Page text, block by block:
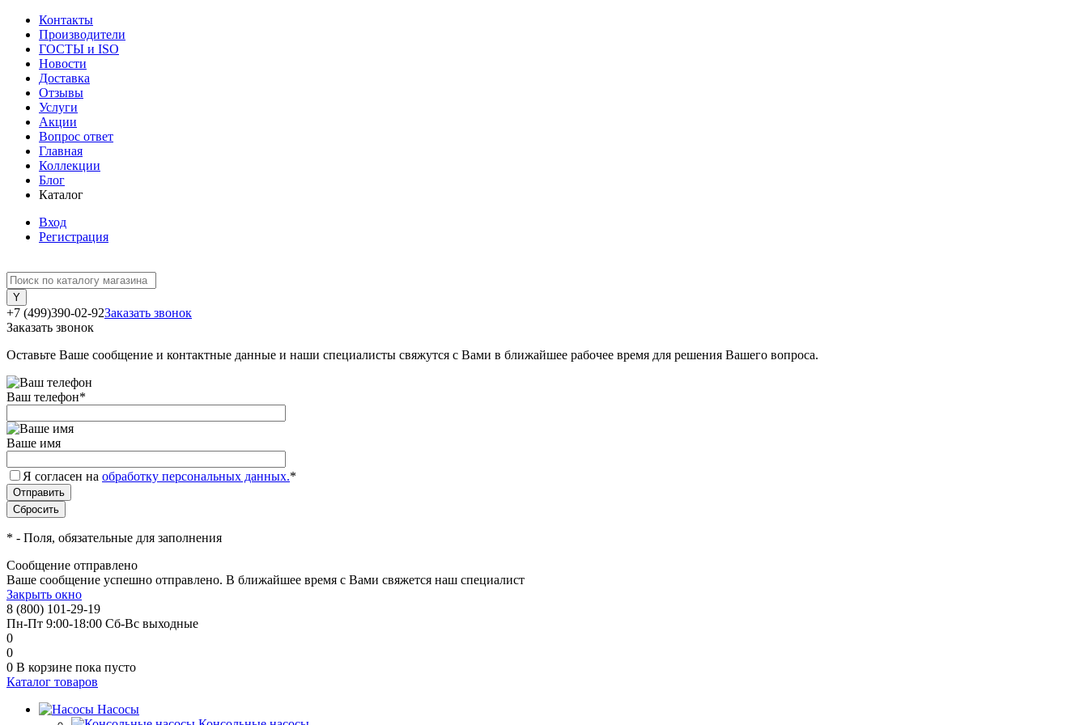
Контакты
Производители
ГОСТЫ и ISO
Новости
Доставка
Отзывы
Услуги
Акции
Вопрос ответ
Главная
Коллекции
Блог
Каталог
Вход
Регистрация
+7 (499)390-02-92Заказать звонок
Заказать звонок
Оставьте Ваше сообщение и контактные данные и наши специалисты свяжутся с Вами в ближайшее рабочее время для решения Вашего вопроса.
Ваш телефон*
Ваше имя
Я согласен на обработку персональных данных.*
* - Поля, обязательные для заполнения
Сообщение отправлено
Ваше сообщение успешно отправлено. В ближайшее время с Вами свяжется наш специалист
Закрыть окно
8 (800) 101-29-19
Пн-Пт 9:00-18:00 Сб-Вс выходные
0
0
0 В корзине пока пусто
Каталог товаров
Насосы